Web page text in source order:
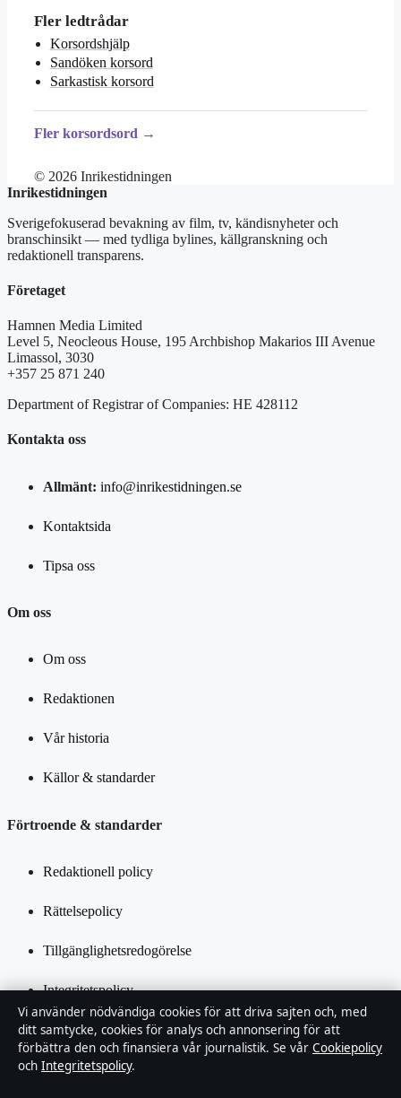
Fler ledtrådar
Korsordshjälp
Sandöken korsord
Sarkastisk korsord
Fler korsordsord →
© 2026 Inrikestidningen
Inrikestidningen
Sverigefokuserad bevakning av film, tv, kändisnyheter och
branschinsikt — med tydliga bylines, källgranskning och
redaktionell transparens.
Företaget
Hamnen Media Limited
Level 5, Neocleous House, 195 Archbishop Makarios III Avenue
Limassol, 3030
+357 25 871 240
Department of Registrar of Companies: HE 428112
Kontakta oss
Allmänt: info@inrikestidningen.se
Kontaktsida
Tipsa oss
Om oss
Om oss
Redaktionen
Vår historia
Källor & standarder
Förtroende & standarder
Redaktionell policy
Rättelsepolicy
Tillgänglighetsredogörelse
Integritetspolicy
Kändisar & integritet
Om Inrikestidningen i korthet
Vi använder nödvändiga cookies för att driva sajten och, med
ditt samtycke, cookies för analys och annonsering för att
förbättra den och finansiera vår journalistik. Se vår Cookiepolicy
och Integritetspolicy.